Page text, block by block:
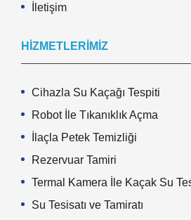
İletişim
HIZMETLERIMIZ
Cihazla Su Kaçağı Tespiti
Robot İle Tıkanıklık Açma
İlaçla Petek Temizliği
Rezervuar Tamiri
Termal Kamera İle Kaçak Su
Su Tesisatı ve Tamiratı